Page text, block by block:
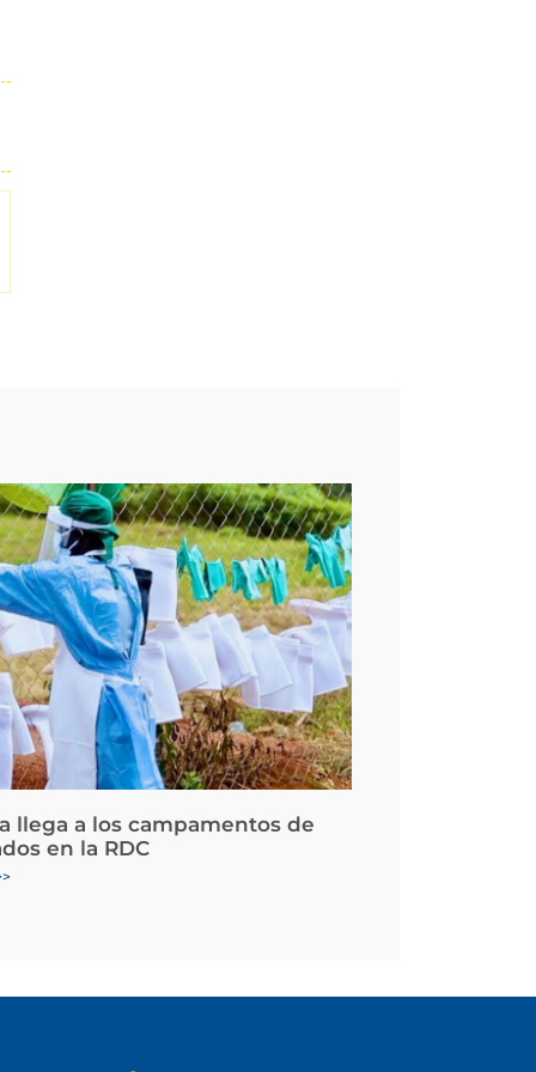
llega a los campamentos de
en la RDC